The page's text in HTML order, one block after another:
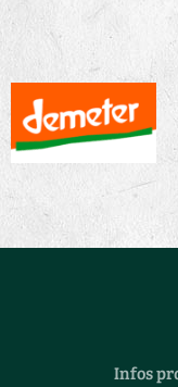
Infos